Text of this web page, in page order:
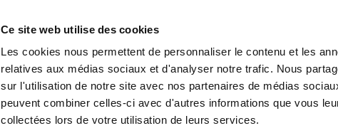
Ce site web utilise des cookies
Les cookies nous permettent de personnaliser le contenu et les
relatives aux médias sociaux et d'analyser notre trafic. Nous
sur l'utilisation de notre site avec nos partenaires de médias
peuvent combiner celles-ci avec d'autres informations que vous
collectées lors de votre utilisation de leurs services.
Home Environment History